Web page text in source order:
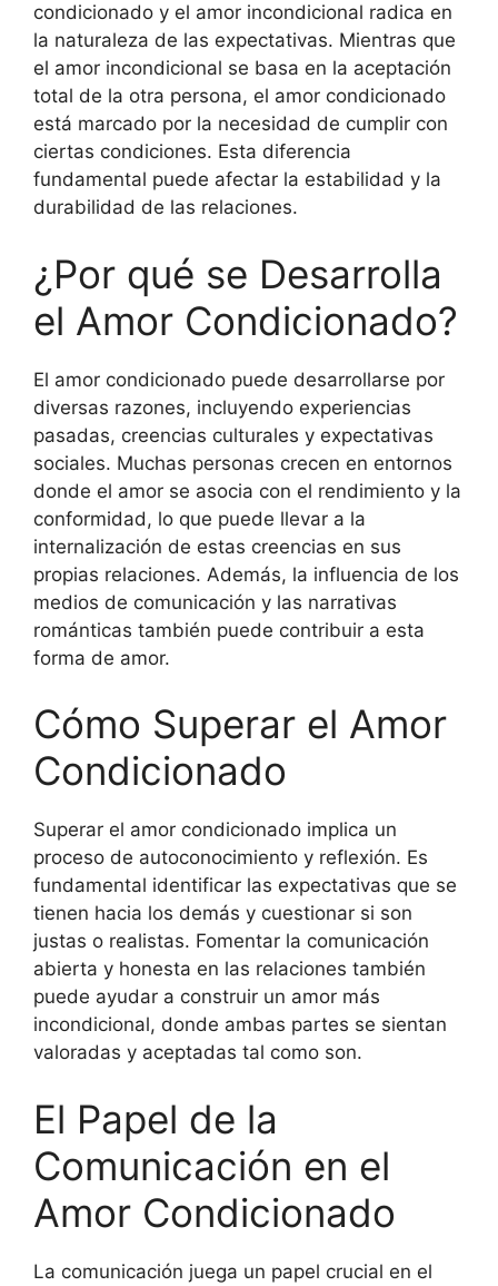
condicionado y el amor incondicional radica en
la naturaleza de las expectativas. Mientras que
el amor incondicional se basa en la aceptación
total de la otra persona, el amor condicionado
está marcado por la necesidad de cumplir con
ciertas condiciones. Esta diferencia
fundamental puede afectar la estabilidad y la
durabilidad de las relaciones.
¿Por qué se Desarrolla
el Amor Condicionado?
El amor condicionado puede desarrollarse por
diversas razones, incluyendo experiencias
pasadas, creencias culturales y expectativas
sociales. Muchas personas crecen en entornos
donde el amor se asocia con el rendimiento y la
conformidad, lo que puede llevar a la
internalización de estas creencias en sus
propias relaciones. Además, la influencia de los
medios de comunicación y las narrativas
románticas también puede contribuir a esta
forma de amor.
Cómo Superar el Amor
Condicionado
Superar el amor condicionado implica un
proceso de autoconocimiento y reflexión. Es
fundamental identificar las expectativas que se
tienen hacia los demás y cuestionar si son
justas o realistas. Fomentar la comunicación
abierta y honesta en las relaciones también
puede ayudar a construir un amor más
incondicional, donde ambas partes se sientan
valoradas y aceptadas tal como son.
El Papel de la
Comunicación en el
Amor Condicionado
La comunicación juega un papel crucial en el